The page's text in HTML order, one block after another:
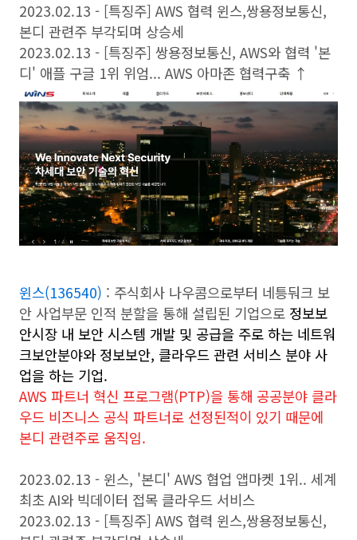
2023.02.13 - [특징주] AWS 협력 윈스,쌍용정보통신,
본디 관련주 부각되며 상승세
2023.02.13 - [특징주] 쌍용정보통신, AWS와 협력 '본
디' 애플 구글 1위 위엄... AWS 아마존 협력구축 ↑
윈스(136540) : 주식회사 나우콤으로부터 네틍둬크 보
안 사업부문 인적 분할을 통해 설립된 기업으로 정보보
안시장 내 보안 시스템 개발 및 공급을 주로 하는 네트워
크보안분야와 정보보안, 클라우드 관련 서비스 분야 사
업을 하는 기업.
AWS 파트너 혁신 프로그램(PTP)을 통해 공공분야 클라
우드 비즈니스 공식 파트너로 선정된적이 있기 때문에
본디 관련주로 움직임.
2023.02.13 - 윈스, '본디' AWS 협업 앱마켓 1위.. 세계
최초 AI와 빅데이터 접목 클라우드 서비스
2023.02.13 - [특징주] AWS 협력 윈스,쌍용정보통신,